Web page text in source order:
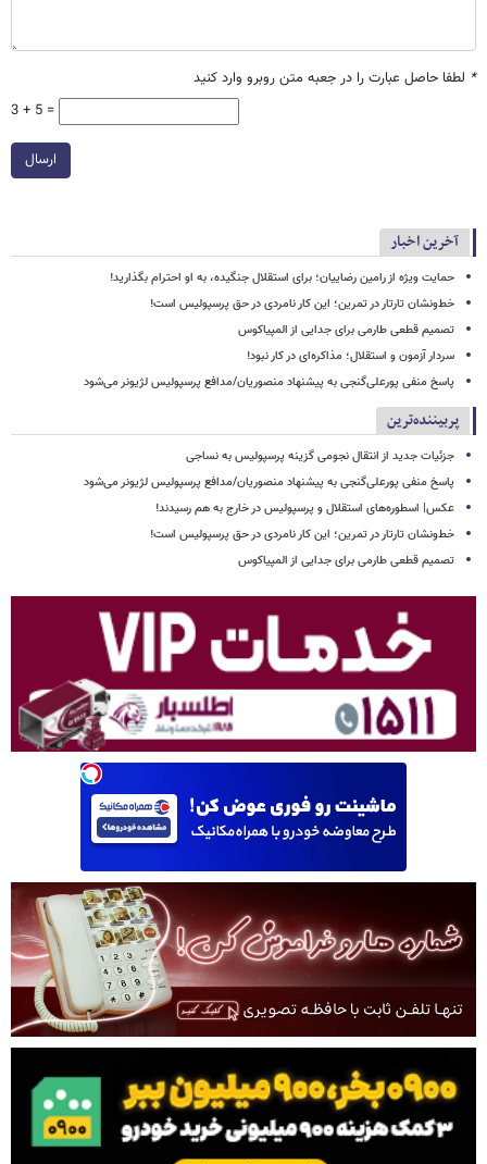
* لطفا حاصل عبارت را در جعبه متن روبرو وارد کنید
3 + 5 =
ارسال
آخرین اخبار
حمایت ویژه از رامین رضاییان؛ برای استقلال جنگیده، به او احترام بگذارید!
خط‌ونشان تارتار در تمرین؛ این کار نامردی در حق پرسپولیس است!
تصمیم قطعی طارمی برای جدایی از المپیاکوس
سردار آزمون و استقلال؛ مذاکره‌ای در کار نبود!
پاسخ منفی پورعلی‌گنجی به پیشنهاد منصوریان/مدافع پرسپولیس لژیونر می‌شود
پربیننده‌ترین
جزئیات جدید از انتقال نجومی گزینه پرسپولیس به نساجی
پاسخ منفی پورعلی‌گنجی به پیشنهاد منصوریان/مدافع پرسپولیس لژیونر می‌شود
عکس| اسطوره‌های استقلال و پرسپولیس در خارج به هم رسیدند!
خط‌ونشان تارتار در تمرین؛ این کار نامردی در حق پرسپولیس است!
تصمیم قطعی طارمی برای جدایی از المپیاکوس